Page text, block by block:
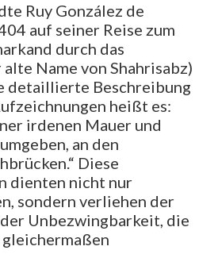
Ruy González de
auf seiner Reise zum
durch das
Name von Shahrisabz)
detaillierte Beschreibung
heißt es:
irdenen Mauer und
an den
Diese
dienten nicht nur
sondern verliehen der
Unbezwingbarkeit, die